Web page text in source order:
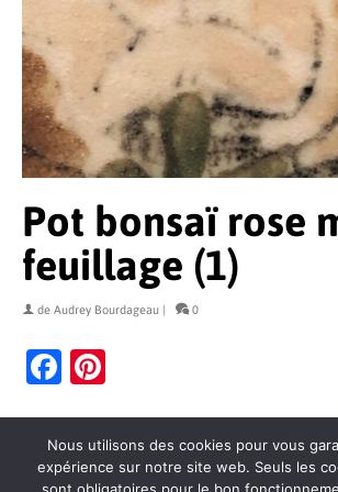
Pot bonsaï rose
feuillage (1)
de Audrey Bourdageau | 0
Facebook
Nous utilisons des cookies pour vous
expérience sur notre site web. Seuls les